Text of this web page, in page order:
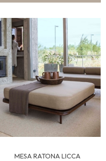
MESA RATONA LICCA